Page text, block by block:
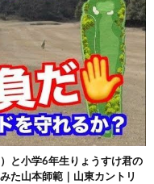
と小学6年生りょうすけ君の
た山本師範｜山東カントリ